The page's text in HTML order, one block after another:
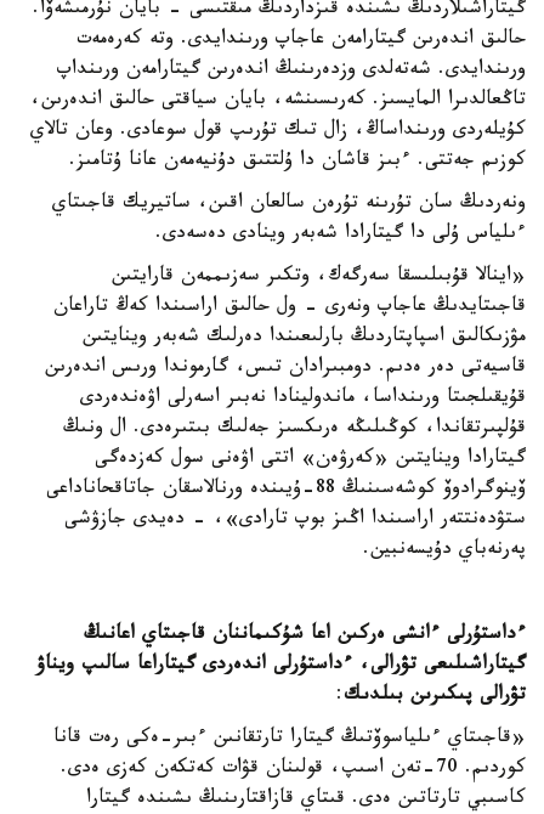
گيتاراشىلاردىڭ ىشىندە قىزداردىڭ مىقتىسى - بايان نۇرمىشەۆا.
حالىق اندەرىن گيتارامەن عاجاپ ورىندايدى. وتە كەرەمەت
ورىندايدى. شەتەلدى وزدەرىنىڭ اندەرىن گيتارامەن ورىنداپ
تاڭعالدىرا المايسىز. كەرىسىنشە، بايان سياقتى حالىق اندەرىن،
كۇيلەردى ورىنداساڭ، زال تىك تۇرىپ قول سوعادى. وعان تالاي
كوزىم جەتتى. ءبىز قاشان دا ۇلتتىق دۇنيەمەن عانا ۇتامىز.
ونەردىڭ سان تۇرىنە تۇرەن سالعان اقىن، ساتيريك قاجىتاي
ءىلياس ۇلى دا گيتارادا شەبەر وينادى دەسەدى.
«اينالا قۇبىلىسقا سەرگەك، وتكىر سەزىممەن قارايتىن
قاجىتايدىڭ عاجاپ ونەرى - ول حالىق اراسىندا كەڭ تاراعان
مۋزىكالىق اسپاپتاردىڭ بارلىعىندا دەرلىك شەبەر وينايتىن
قاسيەتى دەر ەدىم. دومبىرادان تىس، گارموندا ورىس اندەرىن
قۇيقىلجىتا ورىنداسا، ماندولينادا نەبىر اسەرلى اۋەندەردى
قۇلپىرتقاندا، كوڭىلىڭە ەرىكسىز جەلىك بىتىرەدى. ال ونىڭ
گيتارادا وينايتىن «كەرۋەن» اتتى اۋەنى سول كەزدەگى
ۆينوگرادوۆ كوشەسىنىڭ 88-ۇيىندە ورنالاسقان جاتاقحاناداعى
ستۋدەنتتەر اراسىندا اڭىز بوپ تارادى»، - دەيدى جازۋشى
پەرنەباي دۇيسەنبين.
ءداستۇرلى ءانشى ەركىن اعا شۇكىماننان قاجىتاي اعانىڭ
گيتاراشىلىعى تۋرالى، ءداستۇرلى اندەردى گيتاراعا سالىپ ويناۋ
تۋرالى پىكىرىن بىلدىك:
«قاجىتاي ءىلياسوۆتىڭ گيتارا تارتقانىن ءبىر-ەكى رەت قانا
كوردىم. 70-تەن اسىپ، قولىنان قۋات كەتكەن كەزى ەدى.
كاسىبي تارتاتىن ەدى. قىتاي قازاقتارىنىڭ ىشىندە گيتارا